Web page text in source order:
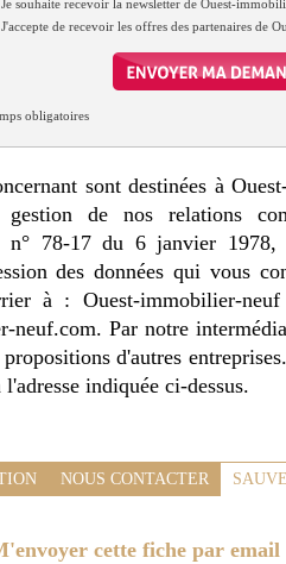
Je souhaite recevoir la newsletter de Ouest-
J'accepte de recevoir les offres des partenaires de
obligatoires
sont destinées à
de nos relations
n° 78-17 du 6 janvier 1978,
des données qui vous
à : Ouest-immobilier-
neuf.com. Par notre
d'autres
indiquée ci-dessus.
NOUS CONTACTER
cette fiche par email